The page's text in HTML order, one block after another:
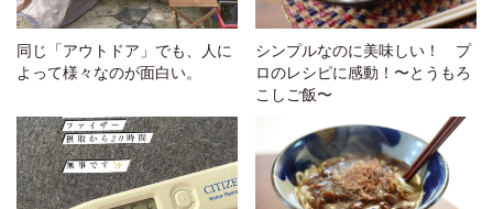
同じ「アウトドア」でも、人に
よって様々なのが面白い。
シンプルなのに美味しい！ プ
ロのレシピに感動！〜とうもろ
こしご飯〜